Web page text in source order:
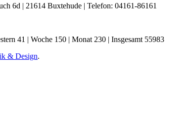
6d | 21614 Buxtehude | Telefon: 04161-86161
41 | Woche 150 | Monat 230 | Insgesamt 55983
& Design.